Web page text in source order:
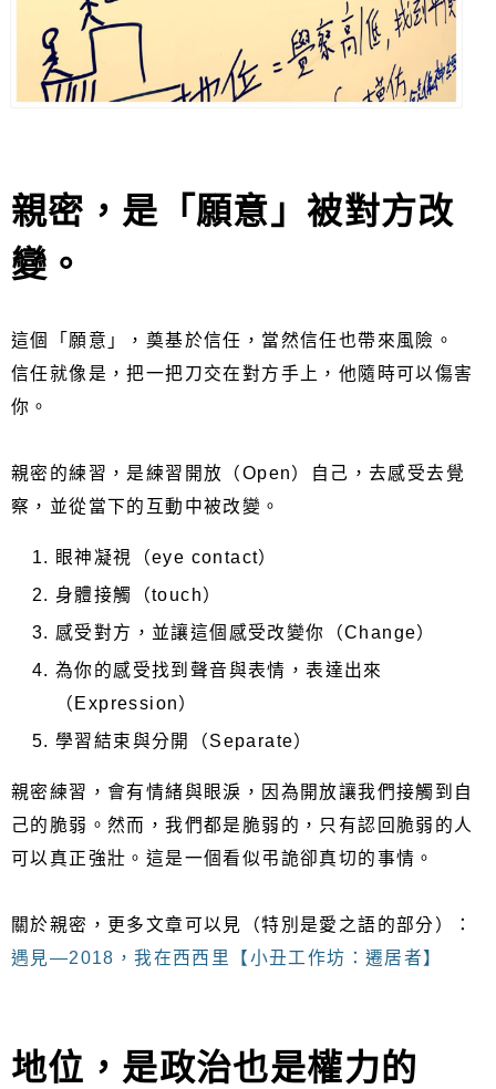
親密，是「願意」被對方改
變。
這個「願意」，奠基於信任，當然信任也帶來風險。
信任就像是，把一把刀交在對方手上，他隨時可以傷害
你。
親密的練習，是練習開放（Open）自己，去感受去覺
察，並從當下的互動中被改變。
眼神凝視（eye contact）
身體接觸（touch）
感受對方，並讓這個感受改變你（Change）
為你的感受找到聲音與表情，表達出來
（Expression）
學習結束與分開（Separate）
親密練習，會有情緒與眼淚，因為開放讓我們接觸到自
己的脆弱。然而，我們都是脆弱的，只有認回脆弱的人
可以真正強壯。這是一個看似弔詭卻真切的事情。
關於親密，更多文章可以見（特別是愛之語的部分）：
遇見—2018，我在西西里【小丑工作坊：遷居者】
地位，是政治也是權力的